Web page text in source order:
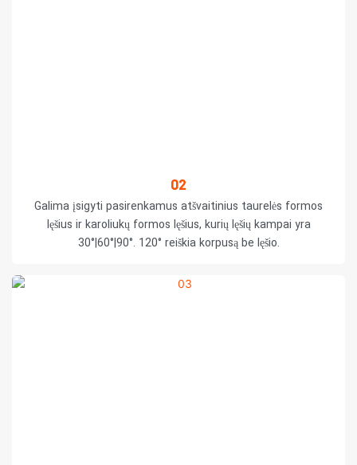
02
Galima įsigyti pasirenkamus atšvaitinius taurelės formos
lęšius ir karoliukų formos lęšius, kurių lęšių kampai yra
30°|60°|90°. 120° reiškia korpusą be lęšio.